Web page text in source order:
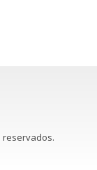
reservados.